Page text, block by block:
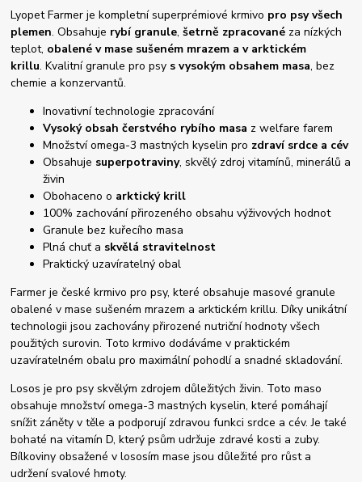
Lyopet Farmer je kompletní superprémiové krmivo pro psy všech
plemen. Obsahuje rybí granule,šetrně zpracované za nízkých
teplot, obalené v mase sušeném mrazem a v arktickém
krillu. Kvalitní granule pro psy s vysokým obsahem masa, bez
chemie a konzervantů.
Inovativní technologie zpracování
Vysoký obsah čerstvého rybího masa z welfare farem
Množství omega-3 mastných kyselin pro zdraví srdce a cév
Obsahuje superpotraviny, skvělý zdroj vitamínů, minerálů a
živin
Obohaceno o arktický krill
100% zachování přirozeného obsahu výživových hodnot
Granule bez kuřecího masa
Plná chuť a skvělá stravitelnost
Praktický uzavíratelný obal
Farmer je české krmivo pro psy, které obsahuje masové granule
obalené v mase sušeném mrazem a arktickém krillu. Díky unikátní
technologii jsou zachovány přirozené nutriční hodnoty všech
použitých surovin. Toto krmivo dodáváme v praktickém
uzavíratelném obalu pro maximální pohodlí a snadné skladování.
Losos je pro psy skvělým zdrojem důležitých živin. Toto maso
obsahuje množství omega-3 mastných kyselin, které pomáhají
snížit záněty v těle a podporují zdravou funkci srdce a cév. Je také
bohaté na vitamín D, který psům udržuje zdravé kosti a zuby.
Bílkoviny obsažené v lososím mase jsou důležité pro růst a
udržení svalové hmoty.